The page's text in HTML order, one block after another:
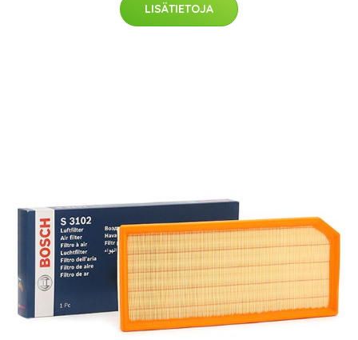
LISÄTIETOJA